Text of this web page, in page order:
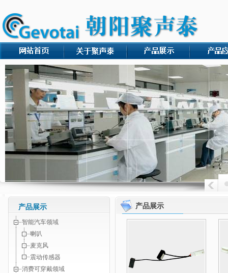
产品展示
智能汽车领域
喇叭
麦克风
震动传感器
消费可穿戴领域
产品展示